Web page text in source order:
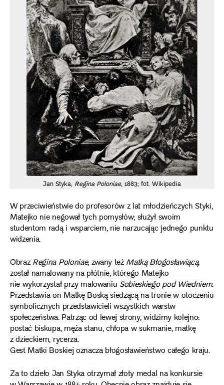
Jan Styka, Regina Poloniae, 1883; fot. Wikipedia
W przeciwieństwie do profesorów z lat młodzieńczych Styki,
Matejko nie negował tych pomysłów; służył swoim
studentom radą i wsparciem, nie narzucając jednego punktu
widzenia.
ObrazRegina Poloniae, zwany teżMatką Błogosławiącą,
został namalowany na płótnie, którego Matejko
nie wykorzystał przy malowaniu Sobieskiego pod Wiedniem.
Przedstawia on Matkę Boską siedzącą na tronie w otoczeniu
symbolicznych przedstawicieli wszystkich warstw
społeczeństwa. Patrząc od lewej strony, widzimy kolejno:
postać biskupa, męża stanu, chłopa w sukmanie, matkę
z dzieckiem, rycerza.
Gest Matki Boskiej oznacza błogosławieństwo całego kraju.
Za to dzieło Jan Styka otrzymał złoty medal na konkursie